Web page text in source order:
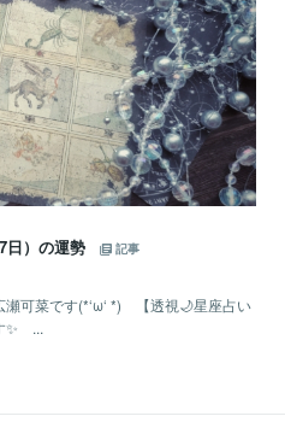
日）の運勢
記事
可菜です(*‘ω‘ *) 【透視🌙星座占い
✨ ...